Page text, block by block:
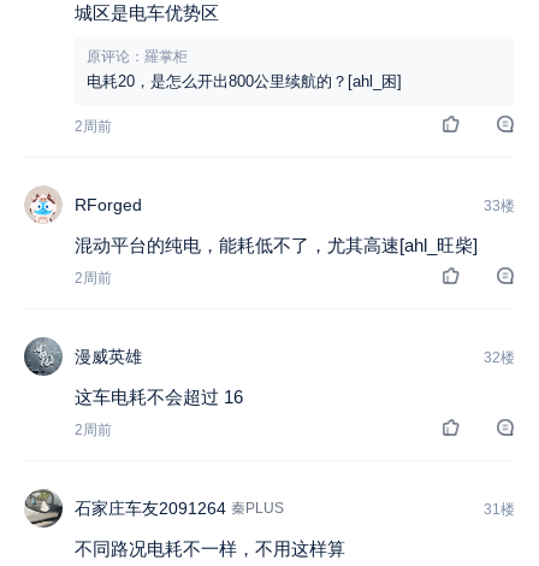
城区是电车优势区
原评论：羅掌柜
电耗20，是怎么开出800公里续航的？[ahl_困]
2周前
RForged 33楼
混动平台的纯电，能耗低不了，尤其高速[ahl_旺柴]
2周前
漫威英雄 32楼
这车电耗不会超过 16
2周前
石家庄车友2091264 秦PLUS 31楼
不同路况电耗不一样，不用这样算